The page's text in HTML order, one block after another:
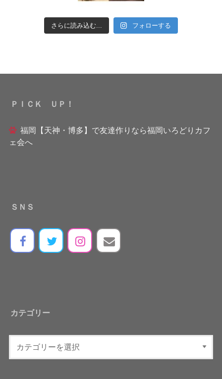
さらに読み込む... フォローする
ＰＩＣＫ ＵＰ！
福岡【天神・博多】で友達作りなら福岡いろどりカフ
ェ会へ
ＳＮＳ
カテゴリー